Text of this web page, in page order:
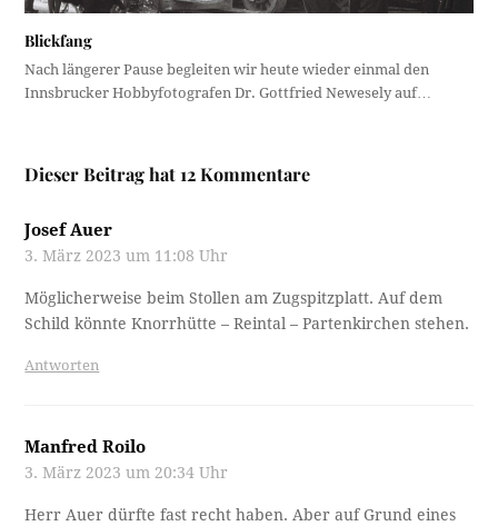
Blickfang
Nach längerer Pause begleiten wir heute wieder einmal den
Innsbrucker Hobbyfotografen Dr. Gottfried Newesely auf…
Dieser Beitrag hat 12 Kommentare
Josef Auer
3. März 2023 um 11:08 Uhr
Möglicherweise beim Stollen am Zugspitzplatt. Auf dem
Schild könnte Knorrhütte – Reintal – Partenkirchen stehen.
Antworten
Manfred Roilo
3. März 2023 um 20:34 Uhr
Herr Auer dürfte fast recht haben. Aber auf Grund eines